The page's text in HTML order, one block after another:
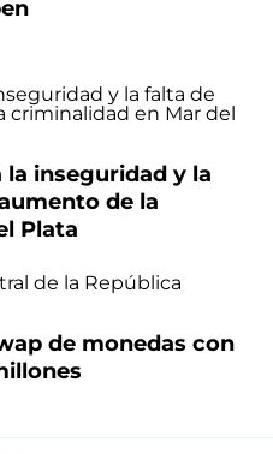
inseguridad y la
de la
Plata
de monedas con